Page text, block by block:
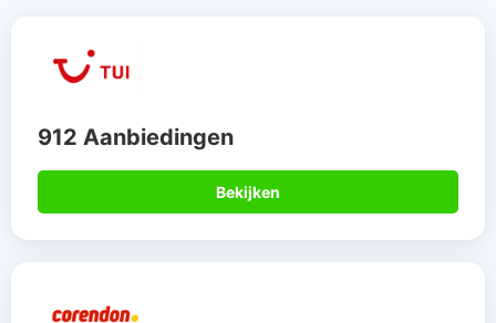
912 Aanbiedingen
Bekijken